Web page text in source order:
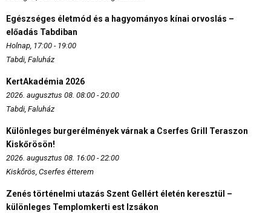
Egészséges életmód és a hagyományos kínai orvoslás –
előadás Tabdiban
Holnap, 17:00 - 19:00
Tabdi, Faluház
KertAkadémia 2026
2026. augusztus 08. 08:00 - 20:00
Tabdi, Faluház
Különleges burgerélmények várnak a Cserfes Grill Teraszon
Kiskőrösön!
2026. augusztus 08. 16:00 - 22:00
Kiskőrös, Cserfes étterem
Zenés történelmi utazás Szent Gellért életén keresztül –
különleges Templomkerti est Izsákon